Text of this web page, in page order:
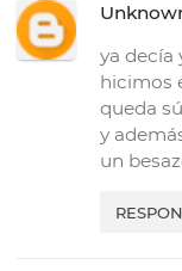
ya decía
hicimos
queda
y
un